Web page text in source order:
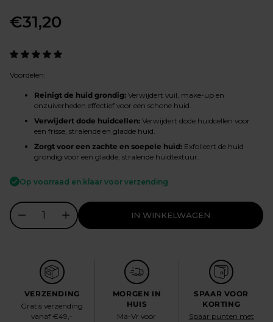
Normale
prijs
€31,20
Voordelen:
Reinigt de huid grondig: Verwijdert vuil, make-up en
onzuiverheden effectief voor een schone huid.
Verwijdert dode huidcellen: Verwijdert dode huidcellen voor
een frisse, stralende en gladde huid.
Zorgt voor een zachte en soepele huid: Exfolieert de huid
grondig voor een gladde, stralende huidtextuur.
Op voorraad en klaar voor verzending
IN WINKELWAGEN
VERZENDING
Gratis verzending
vanaf €49,-
MORGEN IN
HUIS
Ma-Vr voor
SPAAR VOOR
KORTING
Spaar punten met